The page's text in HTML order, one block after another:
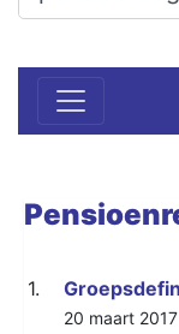
1.
20 maart